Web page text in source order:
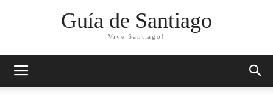
Guía de Santiago
Vive Santiago!